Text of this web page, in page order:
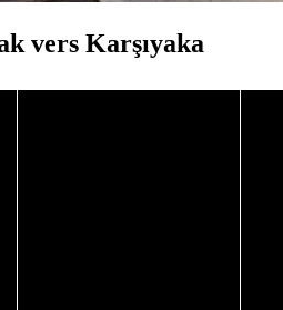
vers Karşıyaka